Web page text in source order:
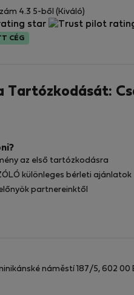
4.3 5-ből (Kiváló)
CÉG
Tartózkodását:
az első tartózkodásra
különleges bérleti ajánlatok
partnereinktől
náměstí 187/5, 602 00